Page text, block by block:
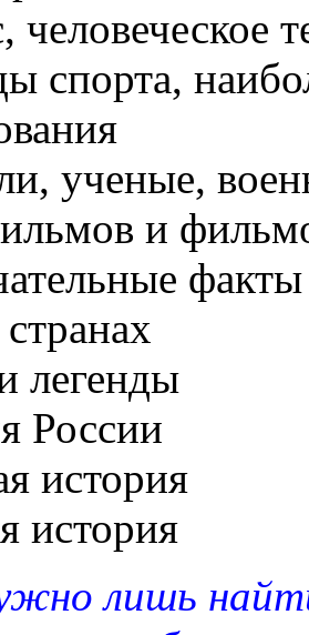
человеческое
спорта,
ученые,
и
факты
России
история
история
лишь